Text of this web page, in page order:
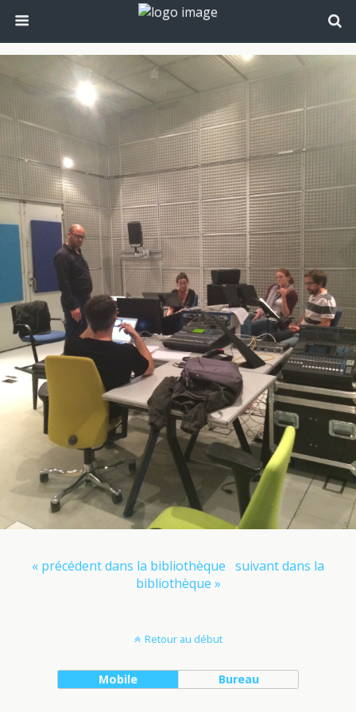
« précédent dans la bibliothèque suivant dans la
bibliothèque »
Retour au début
Mobile Bureau